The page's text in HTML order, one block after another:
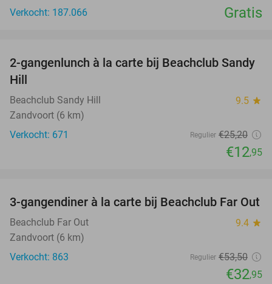
Verkocht: 187.066
Gratis
49%
2-gangenlunch à la carte bij Beachclub Sandy
Hill
Beachclub Sandy Hill 9.5 star
Zandvoort (6 km)
Verkocht: 671
Regulier €25,20
€12,95
38%
3-gangendiner à la carte bij Beachclub Far Out
Beachclub Far Out 9.4 star
Zandvoort (6 km)
Verkocht: 863
Regulier €53,50
€32,95